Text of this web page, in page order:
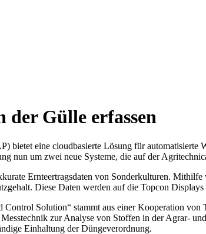
der Gülle erfassen
bietet eine cloudbasierte Lösung für automatisierte
nun um zwei neue Systeme, die auf der
Ernteertragsdaten von Sonderkulturen.
Diese Daten werden auf die Topcon
Control Solution“ stammt aus einer Kooperation
zur Analyse von Stoffen in der Agrar-
Einhaltung der Düngeverordnung.